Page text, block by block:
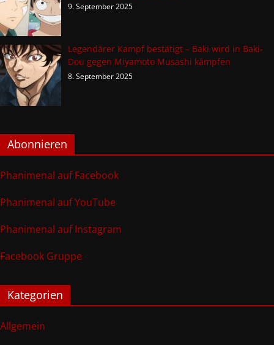
9. September 2025
Legendärer Kampf bestätigt – Baki wird in Baki-
Dou gegen Miyamoto Musashi kämpfen
8. September 2025
Abonnieren
Phanimenal auf Facebook
Phanimenal auf YouTube
Phanimenal auf Instagram
Facebook Gruppe
Kategorien
Allgemein